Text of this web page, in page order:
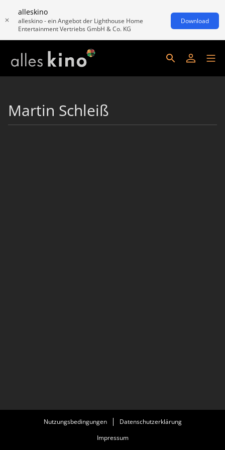
alleskino
alleskino - ein Angebot der Lighthouse Home
Entertainment Vertriebs GmbH & Co. KG
Download
Martin Schleiß
Nutzungsbedingungen
Datenschutzerklärung
Impressum